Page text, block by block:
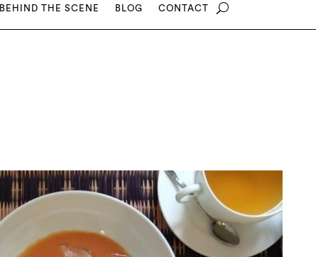
BEHIND THE SCENE BLOG CONTACT